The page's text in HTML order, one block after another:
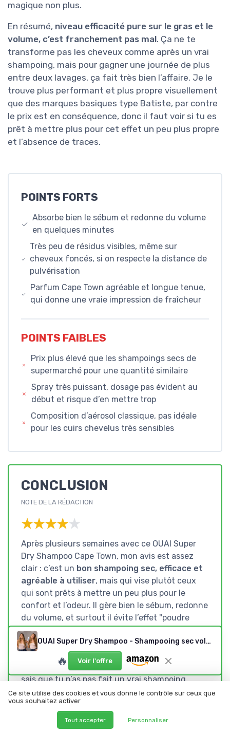
magique non plus.
En résumé, niveau efficacité pure sur le gras et le
volume, c’est franchement pas mal. Ça ne te
transforme pas les cheveux comme après un vrai
shampoing, mais pour gagner une journée de plus
entre deux lavages, ça fait très bien l’affaire. Je le
trouve plus performant et plus propre visuellement
que des marques basiques type Batiste, par contre
le prix est en conséquence, donc il faut voir si tu es
prêt à mettre plus pour cet effet un peu plus propre
et l’absence de traces.
POINTS FORTS
Absorbe bien le sébum et redonne du volume
en quelques minutes
Très peu de résidus visibles, même sur
cheveux foncés, si on respecte la distance de
pulvérisation
Parfum Cape Town agréable et longue tenue,
qui donne une vraie impression de fraîcheur
POINTS FAIBLES
Prix plus élevé que les shampoings secs de
supermarché pour une quantité similaire
Spray très puissant, dosage pas évident au
début et risque d’en mettre trop
Composition d’aérosol classique, pas idéale
pour les cuirs chevelus très sensibles
CONCLUSION
NOTE DE LA RÉDACTION
★★★★★
★★★★★
Après plusieurs semaines avec ce OUAI Super
Dry Shampoo Cape Town, mon avis est assez
clair : c’est un bon shampoing sec, efficace et
agréable à utiliser, mais qui vise plutôt ceux
qui sont prêts à mettre un peu plus pour le
confort et l’odeur. Il gère bien le sébum, redonne
du volume, et surtout il évite l’effet "poudre
blanche" sur cheveux foncés, ce qui est un vrai
plus. Le parfum est bien présent et tient
plusieurs heures, donc tu as vraiment cette
impression de cheveux plus frais, même si tu
sais que tu n’as pas fait un vrai shampoing.
Par contre, ce n’est pas parfait. Le spray est
assez puissant, donc il faut prendre le coup de
main pour ne pas en mettre trop au même
OUAI Super Dry Shampoo - Shampooing sec volumisant (127 g)
🔥 Voir l'offre
Ce site utilise des cookies et vous donne le contrôle sur ceux que
vous souhaitez activer
Tout accepter Personnaliser